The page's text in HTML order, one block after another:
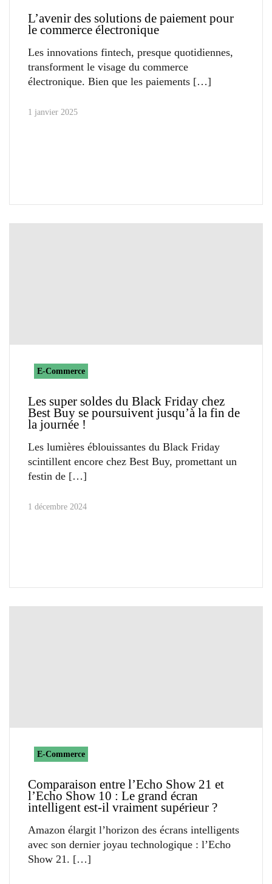
L’avenir des solutions de paiement pour
le commerce électronique
Les innovations fintech, presque quotidiennes,
transforment le visage du commerce
électronique. Bien que les paiements
1 janvier 2025
E-Commerce
Les super soldes du Black Friday chez
Best Buy se poursuivent jusqu’à la fin de
la journée !
Les lumières éblouissantes du Black Friday
scintillent encore chez Best Buy, promettant un
festin de
1 décembre 2024
E-Commerce
Comparaison entre l’Echo Show 21 et
l’Echo Show 10 : Le grand écran
intelligent est-il vraiment supérieur ?
Amazon élargit l’horizon des écrans intelligents
avec son dernier joyau technologique : l’Echo
Show 21.